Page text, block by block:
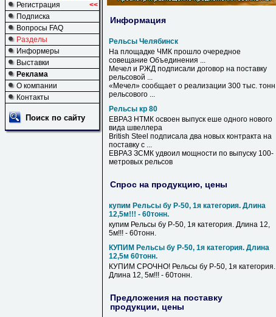
Регистрация
<<
Подписка
Вопросы FAQ
Разделы
Информеры
Выставки
Реклама
О компании
Контакты
Поиск по сайту
Информация
Рельсы Челябинск
На площадке ЧМК прошло очередное
совещание Объединения ...
Мечел и РЖД подписали договор на поставку
рельсовой ...
«Мечел» сообщает о реализации 300 тыс. тонн
рельсового ...
Рельсы кр 80
ЕВРАЗ НТМК освоен выпуск еше одного нового
вида швеллера
British Steel подписала два новых контракта на
поставку с ...
ЕВРАЗ ЗСМК удвоил мощности по выпуску 100-
метровых рельсов
Спрос на продукцию, цены
купим Рельсы бу Р-50, 1я категория. Длина
12,5м!!! - 60тонн.
купим Рельсы бу Р-50, 1я категория. Длина 12,
5м!!! - 60тонн.
КУПИМ Рельсы бу Р-50, 1я категория. Длина
12,5м 60тонн.
КУПИМ СРОЧНО! Рельсы бу Р-50, 1я категория.
Длина 12, 5м!!! - 60тонн.
Предложения на поставку
продукции, цены